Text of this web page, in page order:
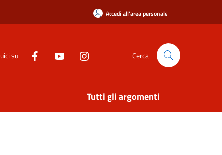
Accedi all'area personale
su Cerca
Tutti gli argomenti